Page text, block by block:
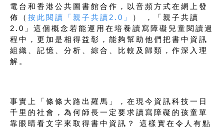
電台和香港公共圖書館合作，以音頻方式在網上發
佈（ 按此閱讀「親子共讀2.0」
） ，「親子共讀
2.0」這個概念若能運用在培養讀寫障礙兒童閱讀過
程中，更加是相得益彰，能夠幫助他們把書中資訊
組織、記憶、分析、綜合、比較及歸類，作深入理
解。
事實上「條條大路出羅馬」，在現今資訊科技一日
千里的社會，為何師長一定要求讀寫障礙的孩童單
靠眼睛看文字來取得書中資訊？ 這樣實在令人有點